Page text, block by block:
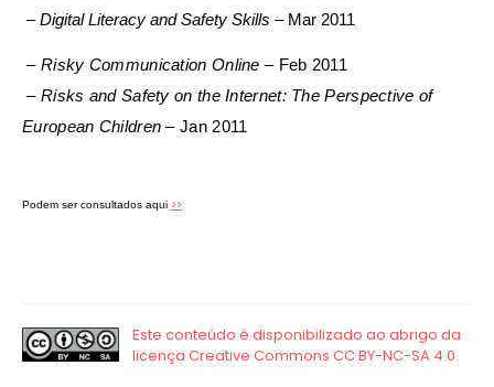
–Digital Literacy and Safety Skills – Mar 2011
– Risky Communication Online – Feb 2011
– Risks and Safety on the Internet: The Perspective of
European Children –Jan 2011
Podem ser consultados aqui >>